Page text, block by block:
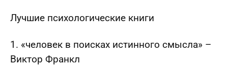
Лучшие психологические книги
1. «человек в поисках истинного смысла» –
Виктор Франкл